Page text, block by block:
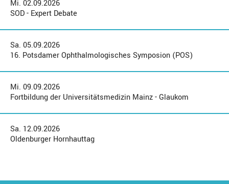
Mi. 02.09.2026
SOD - Expert Debate
Sa. 05.09.2026
16. Potsdamer Ophthalmologisches Symposion (POS)
Mi. 09.09.2026
Fortbildung der Universitätsmedizin Mainz - Glaukom
Sa. 12.09.2026
Oldenburger Hornhauttag